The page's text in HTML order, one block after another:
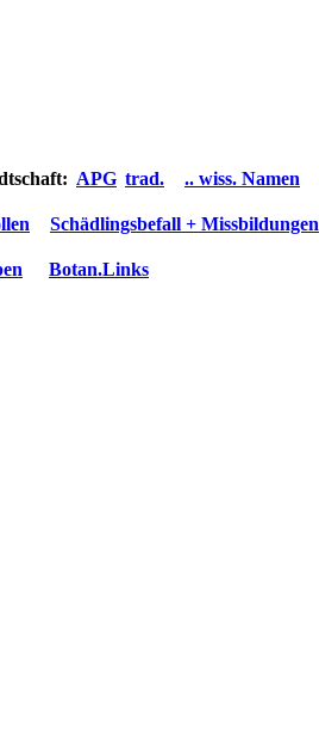
APG trad. .. wiss. Namen
Schädlingsbefall + Missbildungen
Botan.Links